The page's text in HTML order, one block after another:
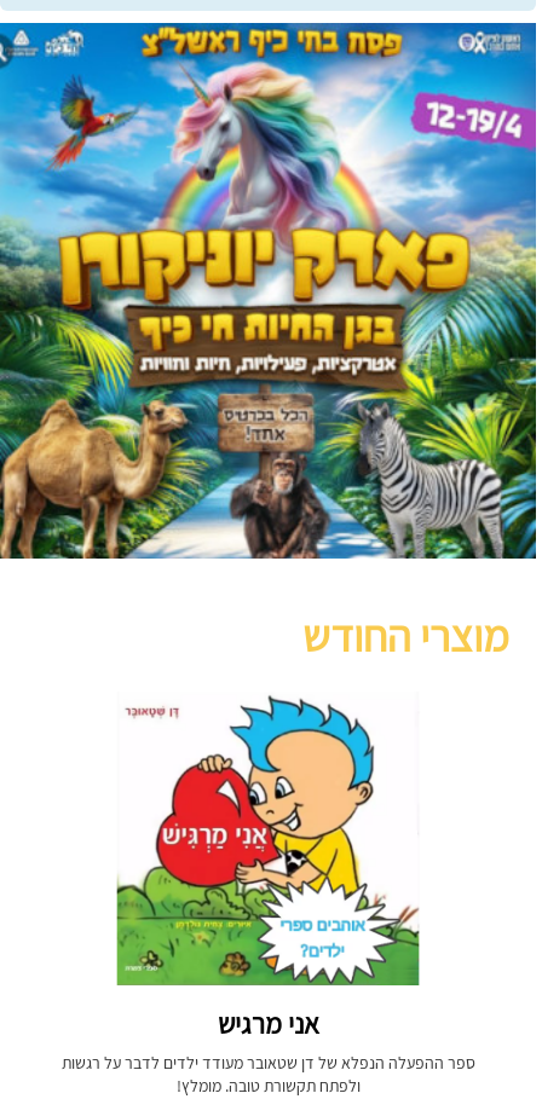
מוצרי החודש
אני מרגיש
ספר ההפעלה הנפלא של דן שטאובר מעודד ילדים לדבר על רגשות
ולפתח תקשורת טובה. מומלץ!